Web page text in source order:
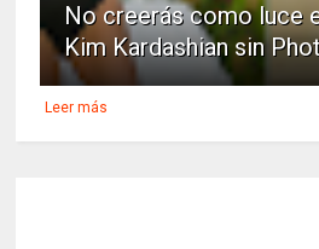
No creerás como luce
Kim Kardashian sin
Leer más